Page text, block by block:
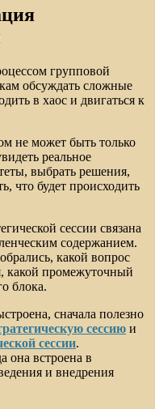
групповой
обсуждать сложные
в хаос и двигаться к
не может быть только
реальное
выбрать решения,
что будет происходить
сессии связана
содержанием.
какой вопрос
какой промежуточный
блока.
сначала полезно
сессию и
сессии.
она встроена в
и внедрения